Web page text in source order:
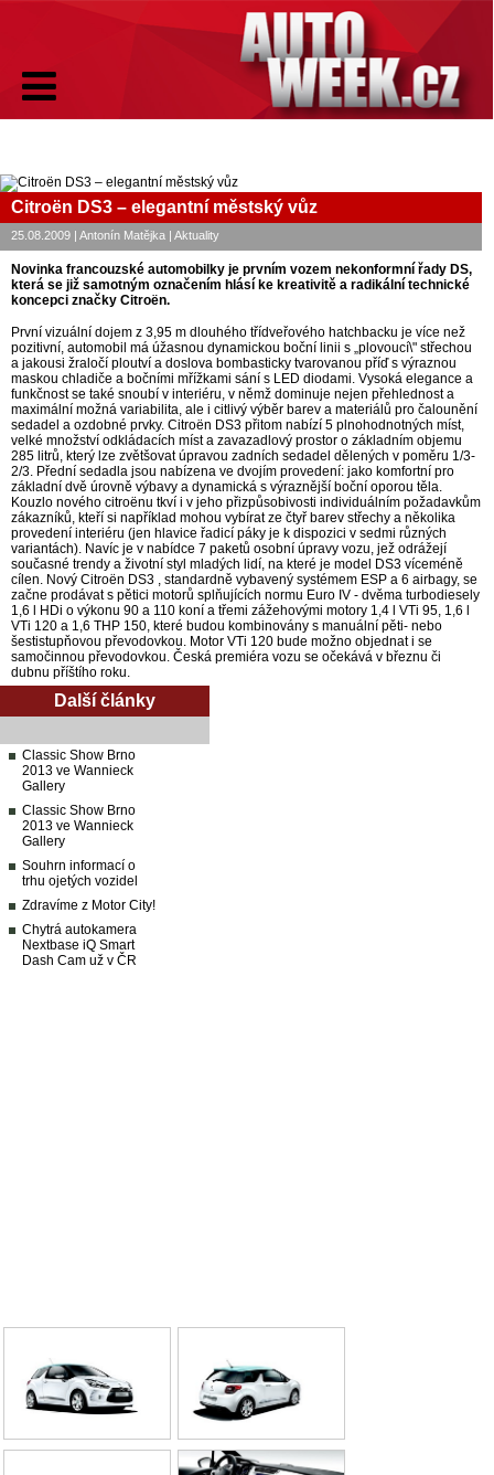
Citroën DS3 – elegantní městský vůz
25.08.2009 | Antonín Matějka | Aktuality
Novinka francouzské automobilky je prvním vozem nekonformní řady DS,
která se již samotným označením hlásí ke kreativitě a radikální technické
koncepci značky Citroën.
První vizuální dojem z 3,95 m dlouhého třídveřového hatchbacku je více než
pozitivní, automobil má úžasnou dynamickou boční linii s „plovoucí\" střechou
a jakousi žraločí ploutví a doslova bombasticky tvarovanou příď s výraznou
maskou chladiče a bočními mřížkami sání s LED diodami. Vysoká elegance a
funkčnost se také snoubí v interiéru, v němž dominuje nejen přehlednost a
maximální možná variabilita, ale i citlivý výběr barev a materiálů pro čalounění
sedadel a ozdobné prvky. Citroën DS3 přitom nabízí 5 plnohodnotných míst,
velké množství odkládacích míst a zavazadlový prostor o základním objemu
285 litrů, který lze zvětšovat úpravou zadních sedadel dělených v poměru 1/3-
2/3. Přední sedadla jsou nabízena ve dvojím provedení: jako komfortní pro
základní dvě úrovně výbavy a dynamická s výraznější boční oporou těla.
Kouzlo nového citroënu tkví i v jeho přizpůsobivosti individuálním požadavkům
zákazníků, kteří si například mohou vybírat ze čtyř barev střechy a několika
provedení interiéru (jen hlavice řadicí páky je k dispozici v sedmi různých
variantách). Navíc je v nabídce 7 paketů osobní úpravy vozu, jež odrážejí
současné trendy a životní styl mladých lidí, na které je model DS3 víceméně
cílen. Nový Citroën DS3 , standardně vybavený systémem ESP a 6 airbagy, se
začne prodávat s pětici motorů splňujících normu Euro IV - dvěma turbodiesely
1,6 l HDi o výkonu 90 a 110 koní a třemi zážehovými motory 1,4 l VTi 95, 1,6 l
VTi 120 a 1,6 THP 150, které budou kombinovány s manuální pěti- nebo
šestistupňovou převodovkou. Motor VTi 120 bude možno objednat i se
samočinnou převodovkou. Česká premiéra vozu se očekává v březnu či
dubnu příštího roku.
Další články
Classic Show Brno
2013 ve Wannieck
Gallery
Classic Show Brno
2013 ve Wannieck
Gallery
Souhrn informací o
trhu ojetých vozidel
Zdravíme z Motor City!
Chytrá autokamera
Nextbase iQ Smart
Dash Cam už v ČR